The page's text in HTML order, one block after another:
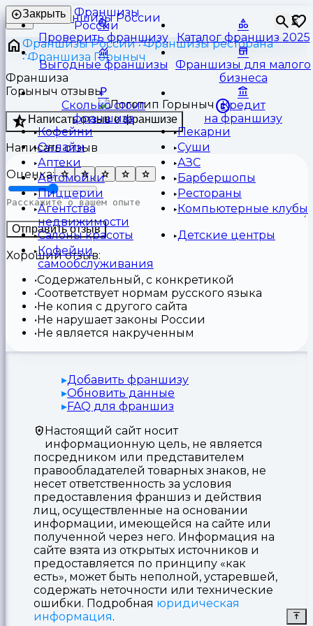
Франшизы
России
⏳
Закрыть
Проверить франшизу Каталог франшиз 2025
Выгодные франшизы
Франшизы для малого
бизнеса
Сколько стоит
франшиза
Кредит
на франшизу
Кофейни
Пекарни
Онлайн
Суши
Аптеки
АЗС
Автомойки
Барбершопы
Пиццерии
Рестораны
Агентства
недвижимости
Компьютерные клубы
Салоны красоты
Детские центры
Кофейни
самообслуживания
Франшизы России
Франшизы ресторана
Франшиза Горыныч
Франшиза
Горыныч отзывы
Написать отзыв о франшизе
Написать отзыв
Оценка:
Отправить отзыв
Хороший отзыв:
Содержательный, с конкретикой
Соответствует нормам русского языка
Не копия с другого сайта
Не нарушает законы России
Не является накрученным
Добавить франшизу
Обновить данные
FAQ для франшиз
Настоящий сайт носит
информационную цель, не является
посредником или представителем
правообладателей товарных знаков, не
несет ответственность за условия
предоставления франшиз и действия
лиц, осуществленные на основании
информации, имеющейся на сайте или
полученной через него. Информация на
сайте взята из открытых источников и
предоставляется по принципу «как
есть», может быть неполной, устаревшей,
содержать неточности или технические
ошибки. Подробная юридическая
информация.